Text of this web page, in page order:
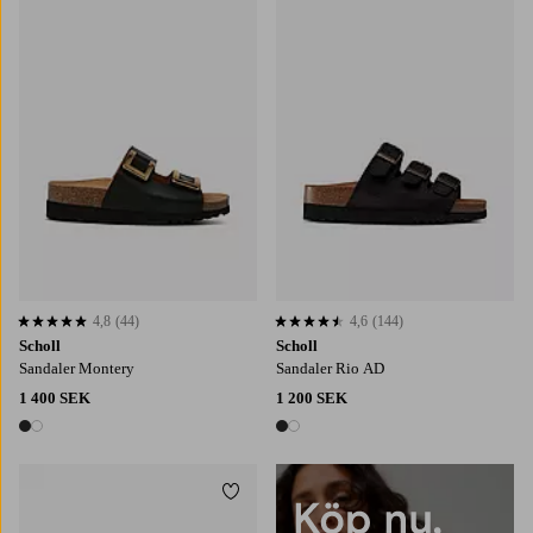
Scholl
Sandaler Montery
1 400 SEK
2 färger
4,8 baserat på 44 st betyg
4,8 (44)
Scholl
Sandaler Rio AD
1 200 SEK
2 färger
4,6 baserat på 144 st betyg
4,6 (144)
Lägg till i favoriter